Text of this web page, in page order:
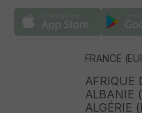
FRANCE
AFRIQUE
ALBANIE